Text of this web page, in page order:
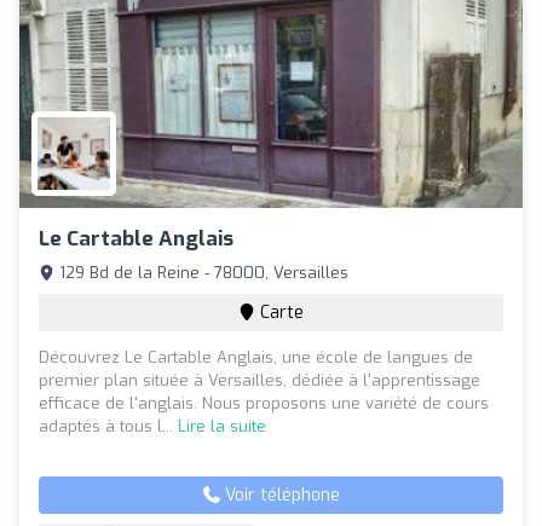
Le Cartable Anglais
129 Bd de la Reine - 78000, Versailles
Carte
Découvrez Le Cartable Anglais, une école de langues de
premier plan située à Versailles, dédiée à l'apprentissage
efficace de l'anglais. Nous proposons une variété de cours
adaptés à tous l... Lire la suite
Voir téléphone